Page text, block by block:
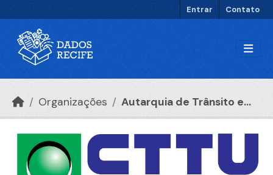
Entrar Contato
Organizações Autarquia de Trânsito e...